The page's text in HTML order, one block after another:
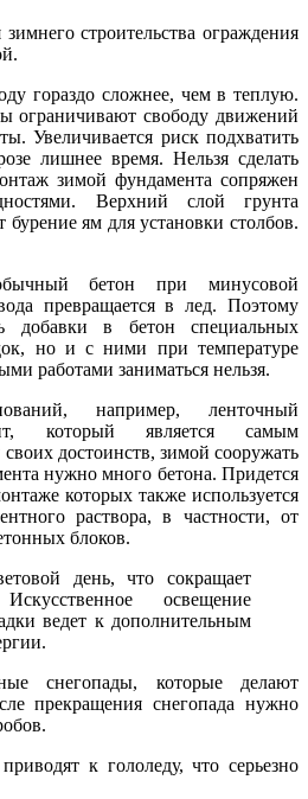
строительства ограждения
гораздо сложнее, чем в теплую.
ограничивают свободу движений
Увеличивается риск подхватить
лишнее время. Нельзя сделать
зимой фундамента сопряжен
Верхний слой грунта
бурение ям для установки столбов.
бетон при минусовой
превращается в лед. Поэтому
добавки в бетон специальных
но и с ними при температуре
работами заниматься нельзя.
например, ленточный
который является самым
достоинств, зимой сооружать
нужно много бетона. Придется
которых также используется
раствора, в частности, от
блоков.
день, что сокращает
освещение
ведет к дополнительным
снегопады, которые делают
прекращения снегопада нужно
к гололеду, что серьезно